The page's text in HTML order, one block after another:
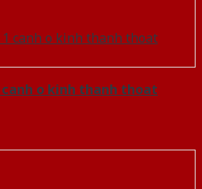
canh o kinh thanh thoat